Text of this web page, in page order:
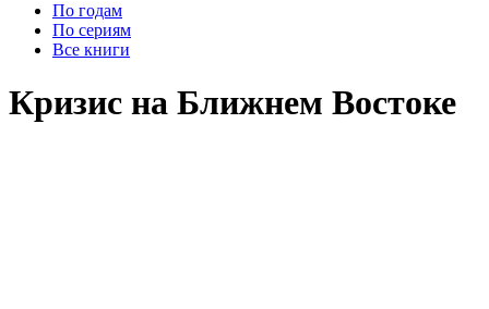
По годам
По сериям
Все книги
Кризис на Ближнем Востоке